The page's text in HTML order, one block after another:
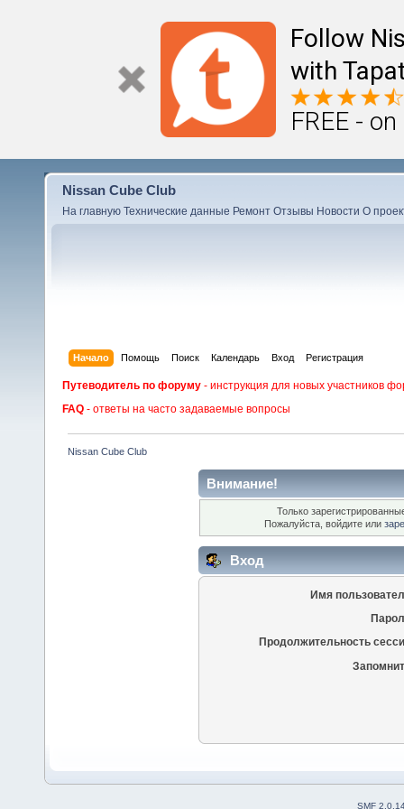
Follow
with
FREE -
Nissan Cube Club
На главную Технические данные Ремонт Отзывы Новости О
Начало Помощь Поиск Календарь Вход Регистрация
Путеводитель по форуму - инструкция для новых участников
FAQ - ответы на часто задаваемые вопросы
Nissan Cube Club
Внимание!
Только
Пожалуйста, войдите или
Вход
Имя
Продолжительность
SMF